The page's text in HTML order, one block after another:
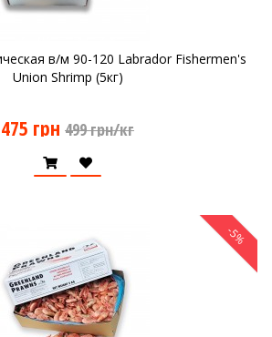
в/м 90-120 Labrador Fishermen's
Union Shrimp (5кг)
475 грн 499 грн/кг
-5%